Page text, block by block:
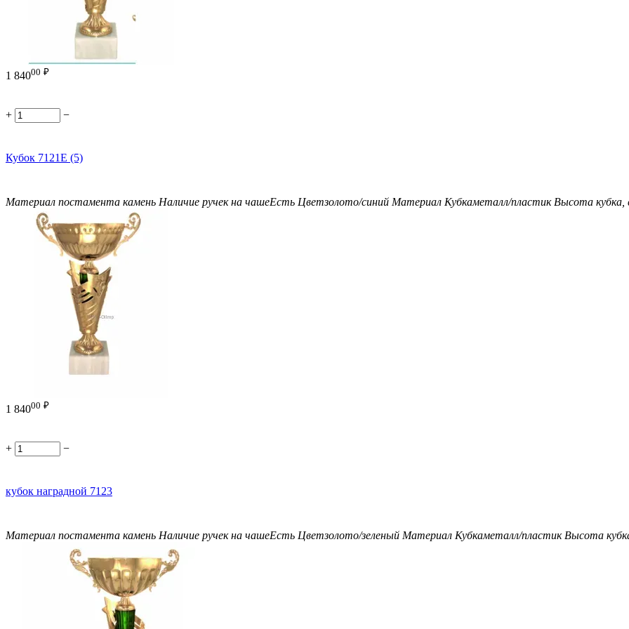
1 84000 ₽
+ −
Кубок 7121E (5)
Материал постамента камень Наличие ручек на чашеЕсть Цветзолото/синий Материал Кубкаметалл/пластик Высота кубка,
1 84000 ₽
+ −
кубок наградной 7123
Материал постамента камень Наличие ручек на чашеЕсть Цветзолото/зеленый Материал Кубкаметалл/пластик Высота